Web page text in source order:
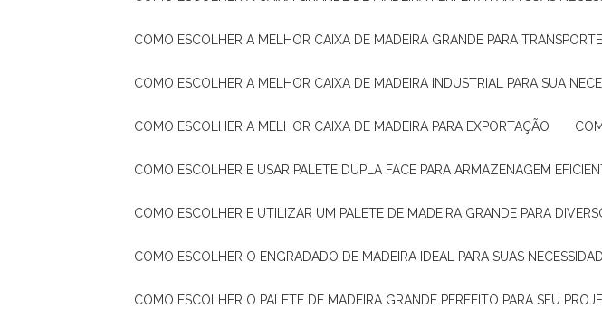
COMO ESCOLHER A MELHOR CAIXA DE MADEIRA GRANDE PARA TRANSPORTE
COMO ESCOLHER A MELHOR CAIXA DE MADEIRA INDUSTRIAL PARA SUA
COMO ESCOLHER A MELHOR CAIXA DE MADEIRA PARA EXPORTAÇÃO
COMO ESCOLHER E USAR PALETE DUPLA FACE PARA ARMAZENAGEM
COMO ESCOLHER E UTILIZAR UM PALETE DE MADEIRA GRANDE PARA
COMO ESCOLHER O ENGRADADO DE MADEIRA IDEAL PARA SUAS
COMO ESCOLHER O PALETE DE MADEIRA GRANDE PERFEITO PARA SEU